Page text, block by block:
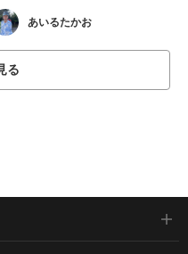
あいるたかお
る